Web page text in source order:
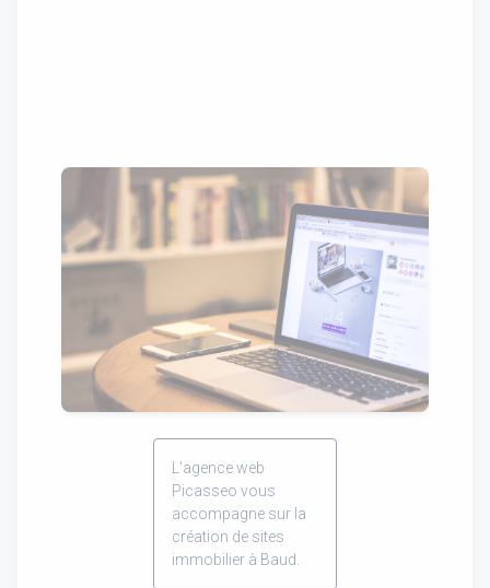
L'agence web
Picasseo vous
accompagne sur la
création de sites
immobilier à Baud.